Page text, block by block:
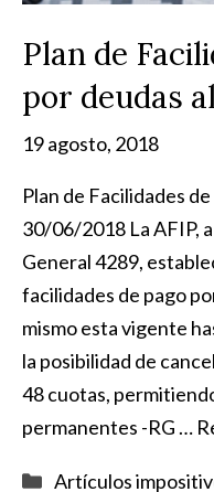
Plan de
por deudas
19 agosto, 2018
Plan de Facilidades
30/06/2018 La AFIP,
General 4289,
facilidades de pago
mismo esta vigente
la posibilidad de
48 cuotas,
permanentes -RG …
Categorías
Artículos